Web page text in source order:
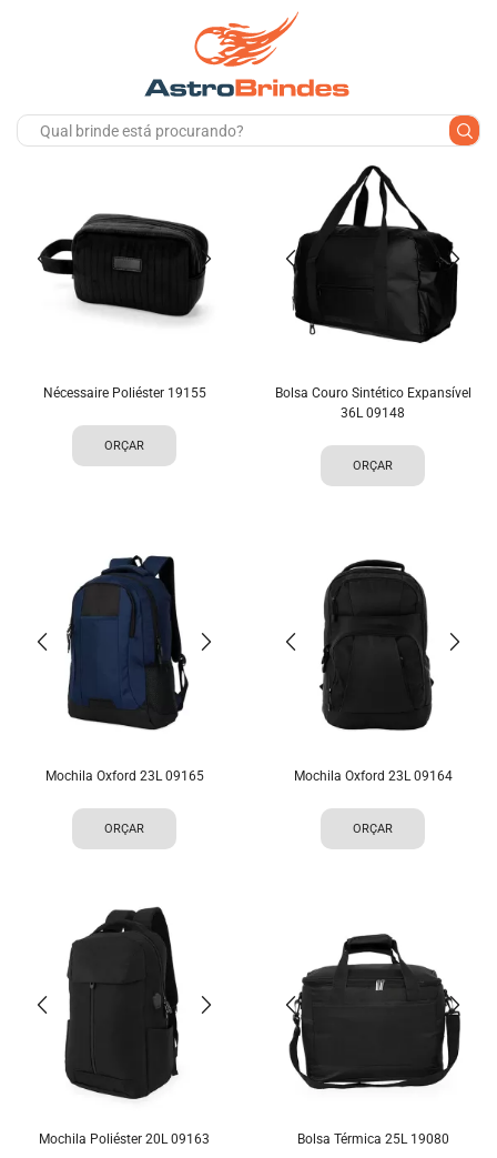
Nécessaire Poliéster 19155
ORÇAR
Bolsa Couro Sintético Expansível
36L 09148
ORÇAR
Mochila Oxford 23L 09165
ORÇAR
Mochila Oxford 23L 09164
ORÇAR
Mochila Poliéster 20L 09163 Bolsa Térmica 25L 19080